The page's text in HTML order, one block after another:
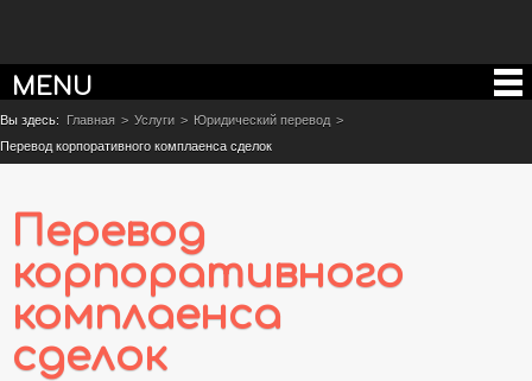
MENU
Вы здесь: Главная > Услуги > Юридический перевод >
Перевод корпоративного комплаенса сделок
Перевод
корпоративного
комплаенса
сделок